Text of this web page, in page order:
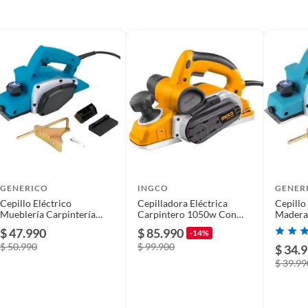
por fallas de fabricación. No cubre daños por uso
GENERICO
Cepillo Eléctrico
Mueblería Carpintería
$ 47.990
$ 50.990
INGCO
Cepilladora Eléctrica
Carpintero 1050w Con
Accesorios Ingco
$ 85.990 -14%
$ 99.900
Cepillo
$
$